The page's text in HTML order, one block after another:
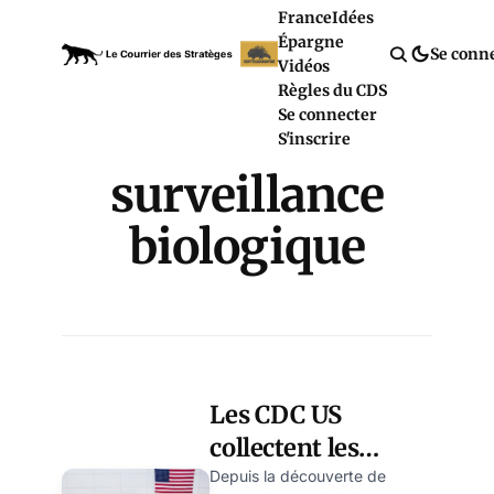
FranceIdées
Épargne
Vidéos
Règles du CDS
Se connecter
S'inscrire
Se
surveillance
biologique
Les CDC US
collectent les
données
Depuis la découverte de